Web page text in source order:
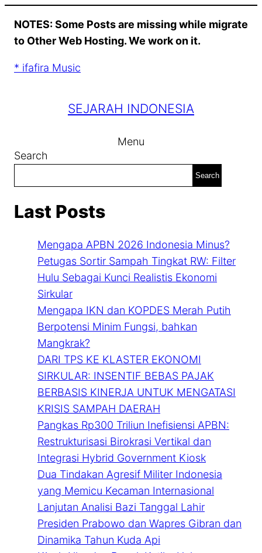
content
NOTES: Some Posts are missing while migrate
to Other Web Hosting. We work on it.
* ifafira Music
SEJARAH INDONESIA
Menu
Search
Search
Last Posts
Mengapa APBN 2026 Indonesia Minus?
Petugas Sortir Sampah Tingkat RW: Filter
Hulu Sebagai Kunci Realistis Ekonomi
Sirkular
Mengapa IKN dan KOPDES Merah Putih
Berpotensi Minim Fungsi, bahkan
Mangkrak?
DARI TPS KE KLASTER EKONOMI
SIRKULAR: INSENTIF BEBAS PAJAK
BERBASIS KINERJA UNTUK MENGATASI
KRISIS SAMPAH DAERAH
Pangkas Rp300 Triliun Inefisiensi APBN:
Restrukturisasi Birokrasi Vertikal dan
Integrasi Hybrid Government Kiosk
Dua Tindakan Agresif Militer Indonesia
yang Memicu Kecaman Internasional
Lanjutan Analisi Bazi Tanggal Lahir
Presiden Prabowo dan Wapres Gibran dan
Dinamika Tahun Kuda Api